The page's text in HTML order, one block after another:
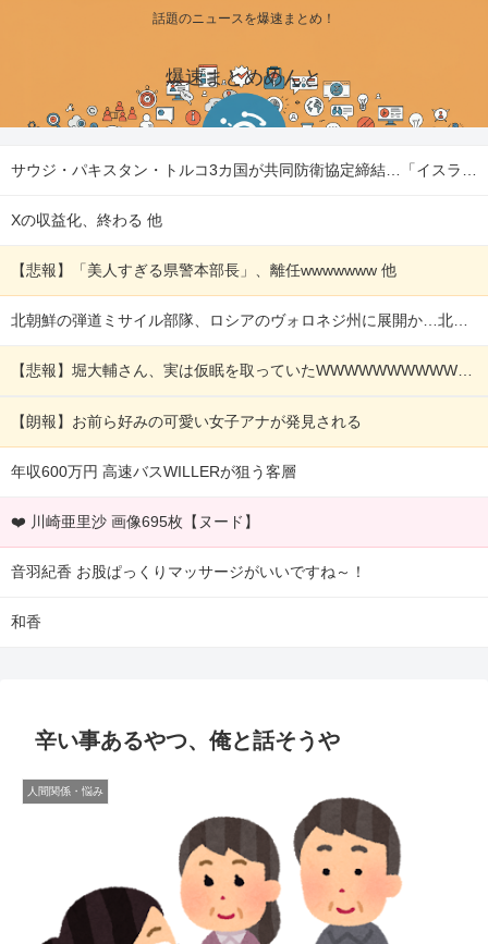
話題のニュースを爆速まとめ！
爆速まとめめんと
サウジ・パキスタン・トルコ3カ国が共同防衛協定締結…「イスラム版NATO」指摘も！ 他
Xの収益化、終わる 他
【悲報】「美人すぎる県警本部長」、離任wwwwwww 他
北朝鮮の弾道ミサイル部隊、ロシアのヴォロネジ州に展開か…北朝鮮は本質的にウクライナと戦争状態に！ 他
【悲報】堀大輔さん、実は仮眠を取っていたWWWWWWWWWWWWWWWWWWWWWWWWWWWWWWWWWWWWWWWWWW 他
【朗報】お前ら好みの可愛い女子アナが発見される
年収600万円 高速バスWILLERが狙う客層
❤️ 川崎亜里沙 画像695枚【ヌード】
音羽紀香 お股ぱっくりマッサージがいいですね～！
和香
辛い事あるやつ、俺と話そうや
人間関係・悩み